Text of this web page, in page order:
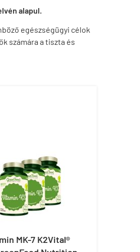
alapul.
egészségügyi célok
számára a tiszta és
MK-7 K2Vital®